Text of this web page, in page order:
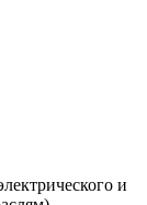
и